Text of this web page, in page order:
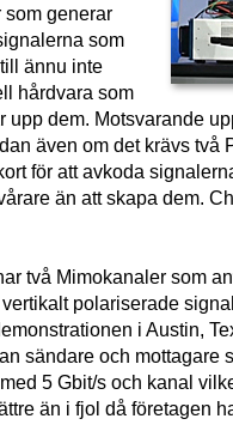
som generar
som
ännu inte
hårdvara som
upp dem. Motsvarande
även om det krävs två
för att avkoda
än att skapa dem.
två Mimokanaler som
polariserade
i Austin,
sändare och mottagare
5 Gbit/s och kanal
än i fjol då företagen